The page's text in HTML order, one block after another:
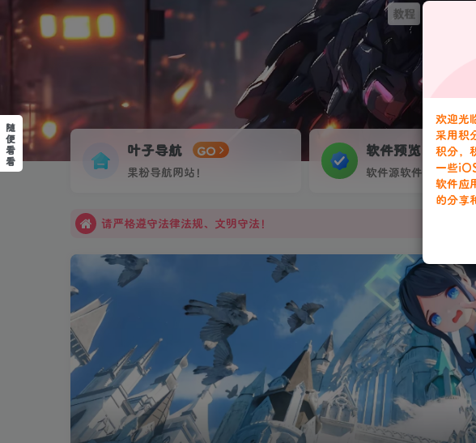
教程
叶子导航 GO
果粉导航网站！
软件预览 GO
更多福利尽在叶子库交流群：751068497
请严格遵守法律法规、文明守法！
本站会员可通过积分兑换，连续签到积分翻倍！
请严格遵守法律法规、文明守法！
随
便
看
看
欢迎光
采用积
积分，
一些
软件应
的分享